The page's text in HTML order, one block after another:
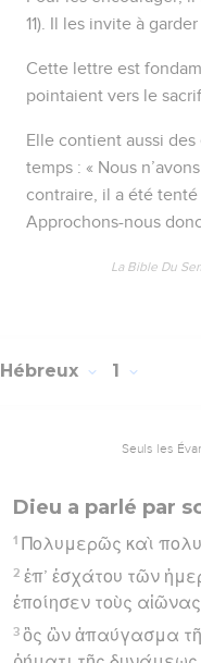
11). Il les invite à
Cette lettre est
pointaient vers le
Elle contient aussi
temps : « Nous
contraire, il a été
Approchons-nous
La Bible Du
Hébreux 1
Seuls les
Dieu a parlé par
1 Πολυμερῶς καὶ
2 ἐπ’ ἐσχάτου τῶν
ἐποίησεν τοὺς
3 ὃς ὢν ἀπαύγασμα